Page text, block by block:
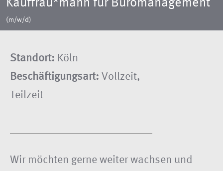
(m/w/d)
Standort: Köln
Beschäftigungsart: Vollzeit,
Teilzeit
Wir möchten gerne weiter wachsen und